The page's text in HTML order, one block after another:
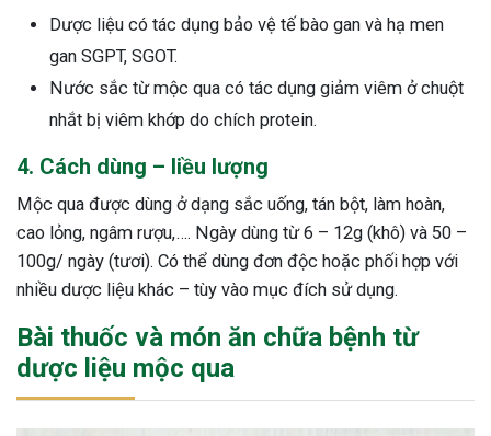
Dược liệu có tác dụng bảo vệ tế bào gan và hạ men
gan SGPT, SGOT.
Nước sắc từ mộc qua có tác dụng giảm viêm ở chuột
nhắt bị viêm khớp do chích protein.
4. Cách dùng – liều lượng
Mộc qua được dùng ở dạng sắc uống, tán bột, làm hoàn,
cao lỏng, ngâm rượu,…. Ngày dùng từ 6 – 12g (khô) và 50 –
100g/ ngày (tươi). Có thể dùng đơn độc hoặc phối hợp với
nhiều dược liệu khác – tùy vào mục đích sử dụng.
Bài thuốc và món ăn chữa bệnh từ
dược liệu mộc qua